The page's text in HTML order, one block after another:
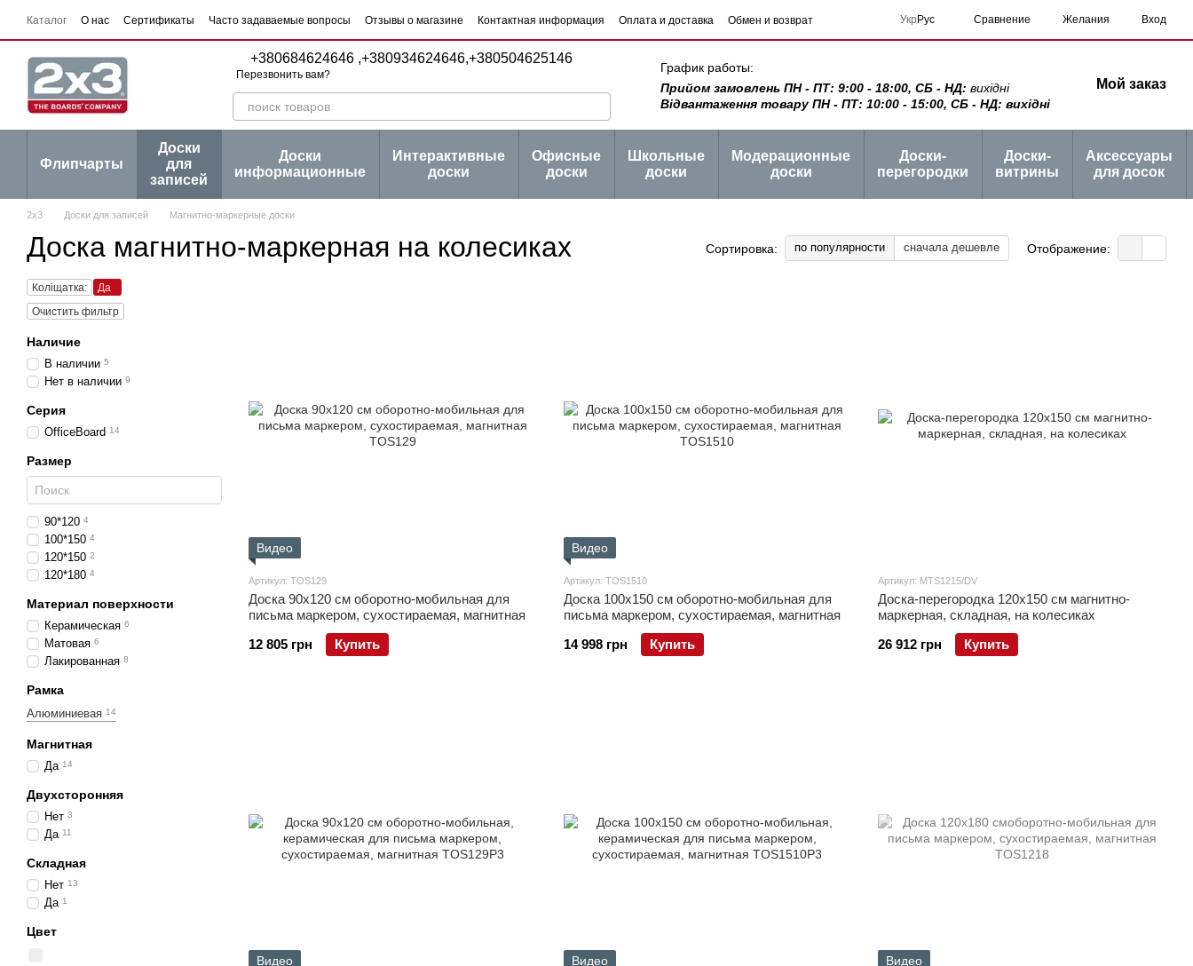
Перейти к основному контенту
Каталог О нас Сертификаты Часто задаваемые вопросы Отзывы о магазине Контактная информация Оплата и доставка
Обмен и возврат
Пользовательское соглашение
Договор публичной оферты Серии товаров Блог
Укр Рус Сравнение Желания Вход
+380684624646 ,+380934624646,+380504625146
Перезвонить вам?
График работы:
Прийом замовлень ПН - ПТ: 9:00 - 18:00, СБ - НД: вихідні
Відвантаження товару ПН - ПТ: 10:00 - 15:00, СБ - НД: вихідні
Мой заказ
Флипчарты
Доски
для
записей
Доски
информационные
Интерактивные
доски
Офисные
доски
Школьные
доски
Модерационные
доски
Доски-
перегородки
Доски-
витрины
Аксессуары
для досок
2х3 Доски для записей Магнитно-маркерные доски
Доска магнитно-маркерная на колесиках Сортировка: по популярности сначала дешевле Отображение:
Видео
Артикул: TOS129
Доска 90x120 см оборотно-мобильная для
письма маркером, сухостираемая, магнитная
12 805 грн
Купить
Видео
Артикул: TOS1510
Доска 100x150 см оборотно-мобильная для
письма маркером, сухостираемая, магнитная
14 998 грн
Купить
Артикул: MTS1215/DV
Доска-перегородка 120x150 см магнитно-
маркерная, складная, на колесиках
26 912 грн
Купить
Видео Видео Видео
Коліщатка:
Да
Очистить фильтр
Наличие
В наличии 5
Нет в наличии 9
Серия
OfficeBoard 14
Размер
90*120 4
100*150 4
120*150 2
120*180 4
Материал поверхности
Керамическая 6
Матовая 6
Лакированная 8
Рамка
Алюминиевая 14
Магнитная
Да 14
Двухсторонняя
Нет 3
Да 11
Складная
Нет 13
Да 1
Цвет